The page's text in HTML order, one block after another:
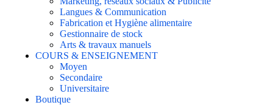
Langues & Communication
Fabrication et Hygiène alimentaire
Gestionnaire de stock
Arts & travaux manuels
COURS & ENSEIGNEMENT
Moyen
Secondaire
Universitaire
Boutique